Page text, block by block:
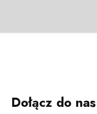
Dołącz do nas